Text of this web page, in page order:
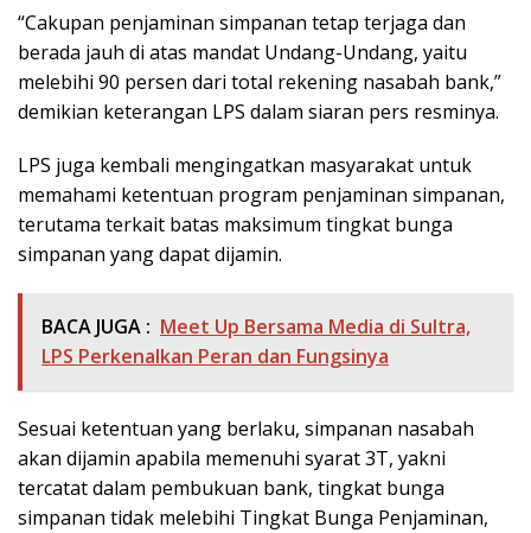
“Cakupan penjaminan simpanan tetap terjaga dan
berada jauh di atas mandat Undang-Undang, yaitu
melebihi 90 persen dari total rekening nasabah bank,”
demikian keterangan LPS dalam siaran pers resminya.
LPS juga kembali mengingatkan masyarakat untuk
memahami ketentuan program penjaminan simpanan,
terutama terkait batas maksimum tingkat bunga
simpanan yang dapat dijamin.
BACA JUGA : Meet Up Bersama Media di Sultra,
LPS Perkenalkan Peran dan Fungsinya
Sesuai ketentuan yang berlaku, simpanan nasabah
akan dijamin apabila memenuhi syarat 3T, yakni
tercatat dalam pembukuan bank, tingkat bunga
simpanan tidak melebihi Tingkat Bunga Penjaminan,